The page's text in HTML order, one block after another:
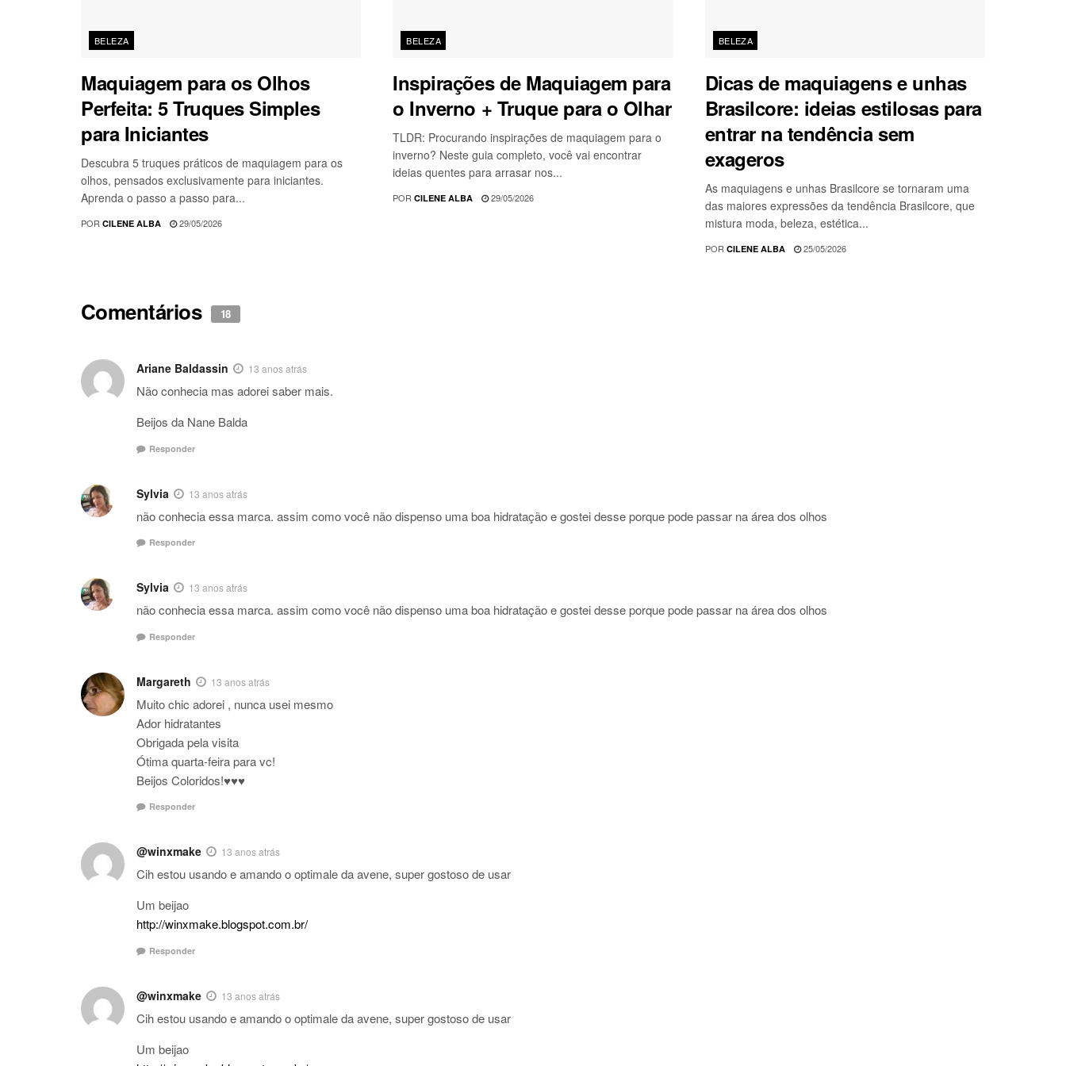
BELEZA
Maquiagem para os Olhos
Perfeita: 5 Truques Simples
para Iniciantes
Descubra 5 truques práticos de maquiagem para os
olhos, pensados exclusivamente para iniciantes.
Aprenda o passo a passo para...
POR CILENE ALBA 29/05/2026
BELEZA
Inspirações de Maquiagem para
o Inverno + Truque para o Olhar
TLDR: Procurando inspirações de maquiagem para o
inverno? Neste guia completo, você vai encontrar
ideias quentes para arrasar nos...
POR CILENE ALBA 29/05/2026
BELEZA
Dicas de maquiagens e unhas
Brasilcore: ideias estilosas para
entrar na tendência sem
exageros
As maquiagens e unhas Brasilcore se tornaram uma
das maiores expressões da tendência Brasilcore, que
mistura moda, beleza, estética...
POR CILENE ALBA 25/05/2026
Comentários 18
Ariane Baldassin 13 anos atrás
Não conhecia mas adorei saber mais.
Beijos da Nane Balda
Responder
Sylvia 13 anos atrás
não conhecia essa marca. assim como você não dispenso uma boa hidratação e gostei desse porque pode passar na área dos olhos
Responder
Sylvia 13 anos atrás
não conhecia essa marca. assim como você não dispenso uma boa hidratação e gostei desse porque pode passar na área dos olhos
Responder
Margareth 13 anos atrás
Muito chic adorei , nunca usei mesmo
Ador hidratantes
Obrigada pela visita
Ótima quarta-feira para vc!
Beijos Coloridos!♥♥♥
Responder
@winxmake 13 anos atrás
Cih estou usando e amando o optimale da avene, super gostoso de usar
Um beijao
http://winxmake.blogspot.com.br/
Responder
@winxmake 13 anos atrás
Cih estou usando e amando o optimale da avene, super gostoso de usar
Um beijao